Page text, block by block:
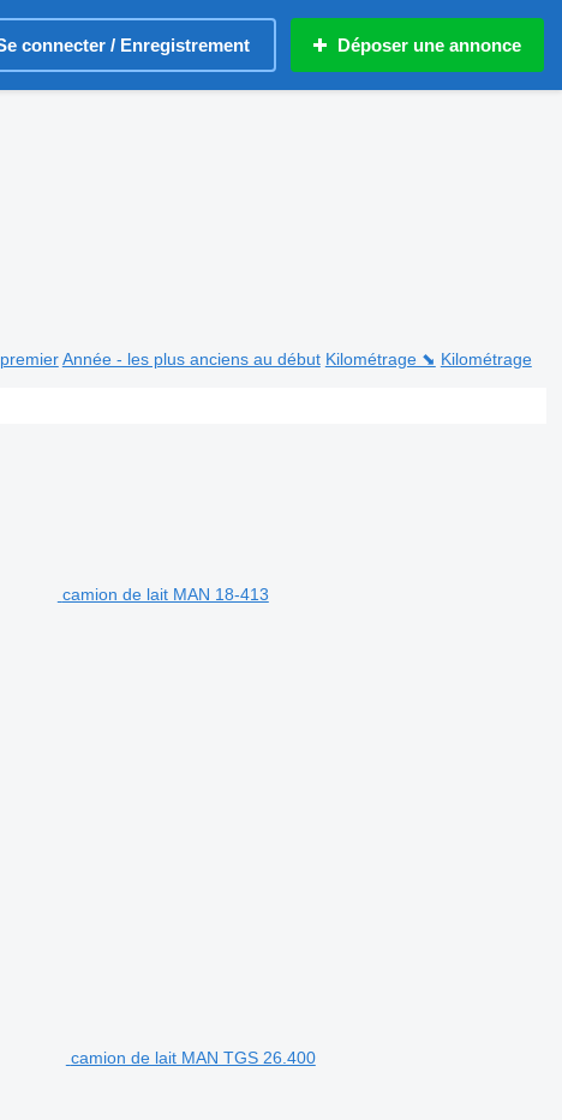
connecter / Enregistrement Déposer une annonce
Année - les plus anciens au début Kilométrage ⬊ Kilométrage
camion de lait MAN 18-413
camion de lait MAN TGS 26.400